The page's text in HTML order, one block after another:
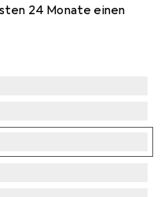
24 Monate einen